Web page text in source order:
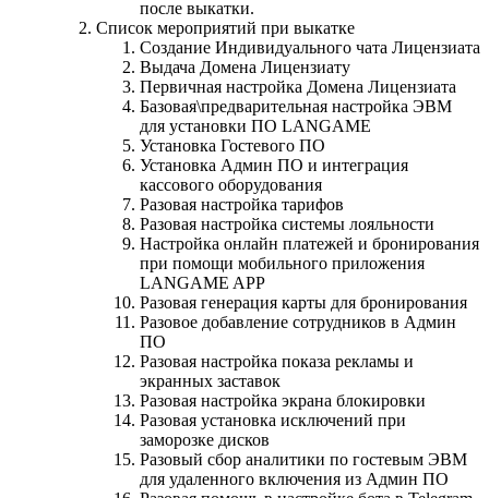
после выкатки.
Список мероприятий при выкатке
Создание Индивидуального чата Лицензиата
Выдача Домена Лицензиату
Первичная настройка Домена Лицензиата
Базовая\предварительная настройка ЭВМ
для установки ПО LANGAME
Установка Гостевого ПО
Установка Админ ПО и интеграция
кассового оборудования
Разовая настройка тарифов
Разовая настройка системы лояльности
Настройка онлайн платежей и бронирования
при помощи мобильного приложения
LANGAME APP
Разовая генерация карты для бронирования
Разовое добавление сотрудников в Админ
ПО
Разовая настройка показа рекламы и
экранных заставок
Разовая настройка экрана блокировки
Разовая установка исключений при
заморозке дисков
Разовый сбор аналитики по гостевым ЭВМ
для удаленного включения из Админ ПО